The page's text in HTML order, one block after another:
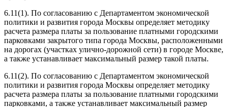
6.11(1). По согласованию с Департаментом экономической
политики и развития города Москвы определяет методику
расчета размера платы за пользование платными городскими
парковками закрытого типа города Москвы, расположенными
на дорогах (участках улично-дорожной сети) в городе Москве,
а также устанавливает максимальный размер такой платы.
6.11(2). По согласованию с Департаментом экономической
политики и развития города Москвы определяет методику
расчета размера платы за пользование платными городскими
парковками, а также устанавливает максимальный размер